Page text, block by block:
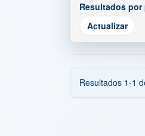
Resultados por
Resultados 1-1